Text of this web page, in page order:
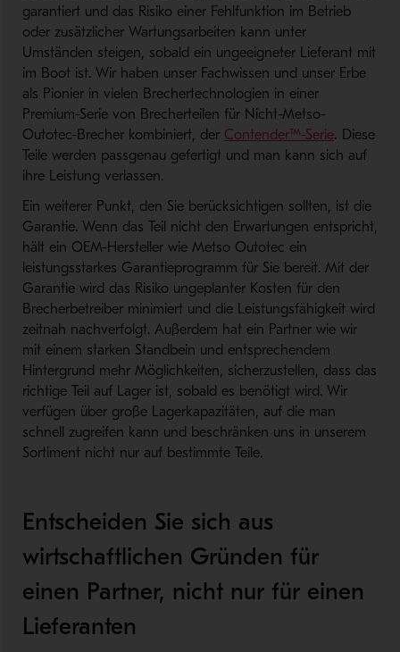
garantiert und das Risiko einer Fehlfunktion im Betrieb
oder zusätzlicher Wartungsarbeiten kann unter
Umständen steigen, sobald ein ungeeigneter Lieferant mit
im Boot ist. Wir haben unser Fachwissen und unser Erbe
als Pionier in vielen Brechertechnologien in einer
Premium-Serie von Brecherteilen für Nicht-Metso-
Outotec-Brecher kombiniert, der Contender™-Serie. Diese
Teile werden passgenau gefertigt und man kann sich auf
ihre Leistung verlassen.
Ein weiterer Punkt, den Sie berücksichtigen sollten, ist die
Garantie. Wenn das Teil nicht den Erwartungen entspricht,
hält ein OEM-Hersteller wie Metso Outotec ein
leistungsstarkes Garantieprogramm für Sie bereit. Mit der
Garantie wird das Risiko ungeplanter Kosten für den
Brecherbetreiber minimiert und die Leistungsfähigkeit wird
zeitnah nachverfolgt. Außerdem hat ein Partner wie wir
mit einem starken Standbein und entsprechendem
Hintergrund mehr Möglichkeiten, sicherzustellen, dass das
richtige Teil auf Lager ist, sobald es benötigt wird. Wir
verfügen über große Lagerkapazitäten, auf die man
schnell zugreifen kann und beschränken uns in unserem
Sortiment nicht nur auf bestimmte Teile.
Entscheiden Sie sich aus
wirtschaftlichen Gründen für
einen Partner, nicht nur für einen
Lieferanten